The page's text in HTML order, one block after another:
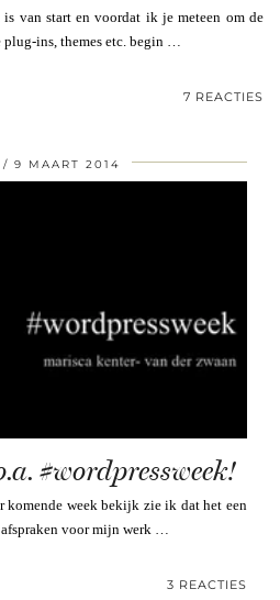
is van start en voordat ik je meteen om de
ins, themes etc. begin …
7 REACTIES
9 MAART 2014
#wordpressweek!
komende week bekijk zie ik dat het een
voor mijn werk …
3 REACTIES